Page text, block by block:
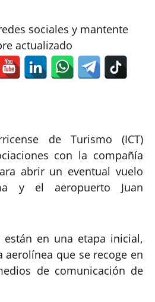
sociales y mantente
actualizado
de Turismo (ICT)
con la compañía
abrir un eventual vuelo
y el aeropuerto Juan
están en una etapa inicial,
aerolínea que se recoge en
de comunicación de